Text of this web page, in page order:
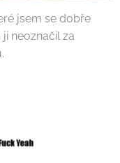
jsem se dobře
neoznačil za